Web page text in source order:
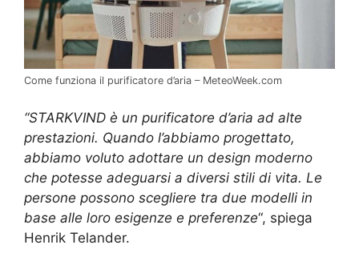
Come funziona il purificatore d’aria – MeteoWeek.com
“STARKVIND è un purificatore d’aria ad alte
prestazioni. Quando l’abbiamo progettato,
abbiamo voluto adottare un design moderno
che potesse adeguarsi a diversi stili di vita. Le
persone possono scegliere tra due modelli in
base alle loro esigenze e preferenze“, spiega
Henrik Telander.